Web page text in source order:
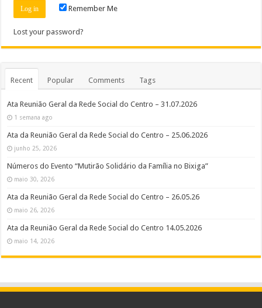
Remember Me
Lost your password?
Recent Popular Comments Tags
Ata Reunião Geral da Rede Social do Centro – 31.07.2026
1 semana ago
Ata da Reunião Geral da Rede Social do Centro – 25.06.2026
junho 25, 2026
Números do Evento “Mutirão Solidário da Família no Bixiga”
maio 30, 2026
Ata da Reunião Geral da Rede Social do Centro – 26.05.26
maio 26, 2026
Ata da Reunião Geral da Rede Social do Centro 14.05.2026
maio 14, 2026